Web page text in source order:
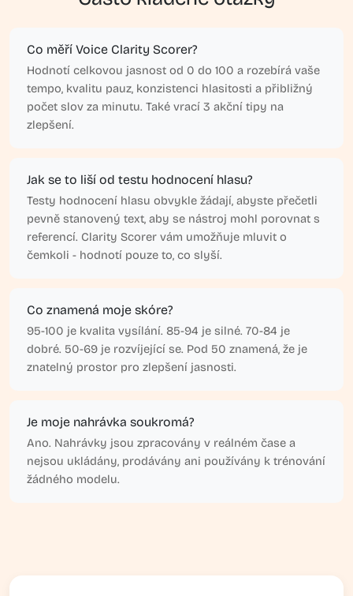
Co měří Voice Clarity Scorer?
Hodnotí celkovou jasnost od 0 do 100 a rozebírá vaše
tempo, kvalitu pauz, konzistenci hlasitosti a přibližný
počet slov za minutu. Také vrací 3 akční tipy na
zlepšení.
Jak se to liší od testu hodnocení hlasu?
Testy hodnocení hlasu obvykle žádají, abyste přečetli
pevně stanovený text, aby se nástroj mohl porovnat s
referencí. Clarity Scorer vám umožňuje mluvit o
čemkoli - hodnotí pouze to, co slyší.
Co znamená moje skóre?
95-100 je kvalita vysílání. 85-94 je silné. 70-84 je
dobré. 50-69 je rozvíjející se. Pod 50 znamená, že je
znatelný prostor pro zlepšení jasnosti.
Je moje nahrávka soukromá?
Ano. Nahrávky jsou zpracovány v reálném čase a
nejsou ukládány, prodávány ani používány k trénování
žádného modelu.